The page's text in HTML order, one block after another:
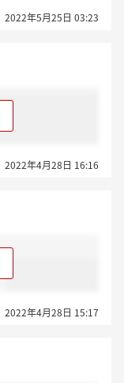
2022年5月25日 03:23
2022年4月28日 16:16
2022年4月28日 15:17